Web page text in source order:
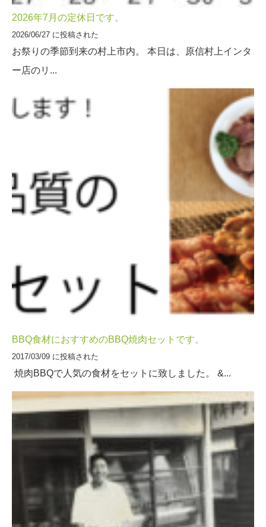
2026年7月の定休日です。
2026/06/27 に投稿された
お祭りの季節到来の村上市内。 本日は、原信村上インタ
ー店のリ...
BBQ食材におすすめのBBQ焼肉セットです。
2017/03/09 に投稿された
焼肉BBQで人気の食材をセットに致しました。 &...